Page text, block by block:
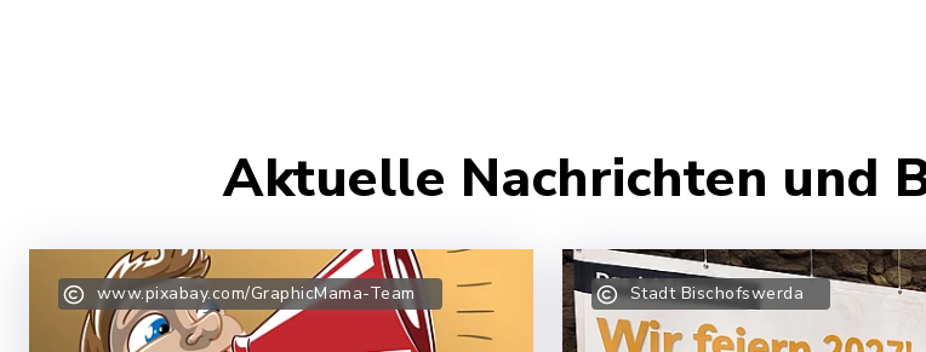
Aktuelle Nachrichten und
www.pixabay.com/GraphicMama-Team Stadt Bischofswerda